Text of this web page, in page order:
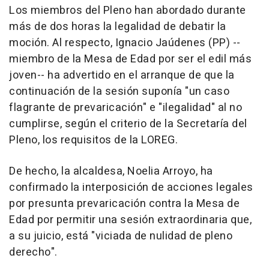
Los miembros del Pleno han abordado durante
más de dos horas la legalidad de debatir la
moción. Al respecto, Ignacio Jaúdenes (PP) --
miembro de la Mesa de Edad por ser el edil más
joven-- ha advertido en el arranque de que la
continuación de la sesión suponía "un caso
flagrante de prevaricación" e "ilegalidad" al no
cumplirse, según el criterio de la Secretaría del
Pleno, los requisitos de la LOREG.
De hecho, la alcaldesa, Noelia Arroyo, ha
confirmado la interposición de acciones legales
por presunta prevaricación contra la Mesa de
Edad por permitir una sesión extraordinaria que,
a su juicio, está "viciada de nulidad de pleno
derecho".